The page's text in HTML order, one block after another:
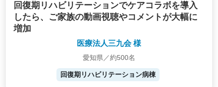
回復期リハビリテーションでケアコラボを導入
したら、ご家族の動画視聴やコメントが大幅に
増加
医療法人三九会 様
愛知県／約500名
回復期リハビリテーション病棟